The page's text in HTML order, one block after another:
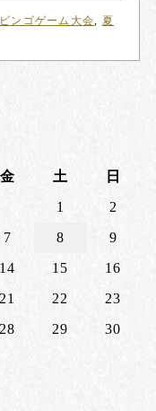
ビンゴゲーム大会, 夏
金 土
日
1
2
7 8
9
14 15
16
21 22
23
28 29
30